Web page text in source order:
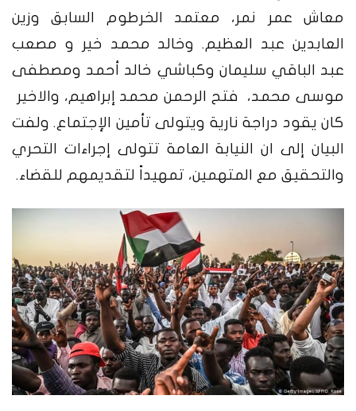
معاش عمر نمر، معتمد الخرطوم السابق وزين
العابدين عبد العظيم. وخالد محمد خير و مصعب
عبد الباقي سليمان وكباشي خالد أحمد ومصطفى
موسى محمد، فتح الرحمن محمد إبراهيم، والاخير
كان يقود دراجة نارية ويتولى تأمين الإجتماع. ولفت
البيان إلى ان النيابة العامة تتولى إجراءات التحري
والتحقيق مع المتهمين، تمهيداً لتقديمهم للقضاء.